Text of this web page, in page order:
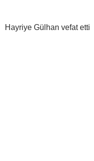
Hayriye Gülhan vefat etti